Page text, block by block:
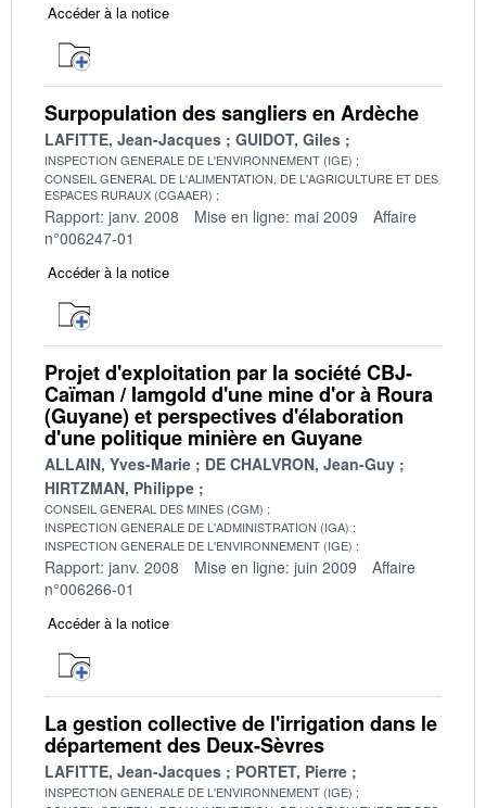
Accéder à la notice
Surpopulation des sangliers en Ardèche
LAFITTE, Jean-Jacques GUIDOT, Giles
INSPECTION GENERALE DE L'ENVIRONNEMENT (IGE)
CONSEIL GENERAL DE L'ALIMENTATION, DE L'AGRICULTURE ET DES
ESPACES RURAUX (CGAAER)
Rapport: janv. 2008 Mise en ligne: mai 2009
Affaire
n°006247-01
Accéder à la notice
Projet d'exploitation par la société CBJ-
Caïman / Iamgold d'une mine d'or à Roura
(Guyane) et perspectives d'élaboration
d'une politique minière en Guyane
ALLAIN, Yves-Marie
DE CHALVRON, Jean-Guy
HIRTZMAN, Philippe
CONSEIL GENERAL DES MINES (CGM)
INSPECTION GENERALE DE L'ADMINISTRATION (IGA)
INSPECTION GENERALE DE L'ENVIRONNEMENT (IGE)
Rapport: janv. 2008 Mise en ligne: juin 2009
Affaire
n°006266-01
Accéder à la notice
La gestion collective de l'irrigation dans le
département des Deux-Sèvres
LAFITTE, Jean-Jacques PORTET, Pierre
INSPECTION GENERALE DE L'ENVIRONNEMENT (IGE)